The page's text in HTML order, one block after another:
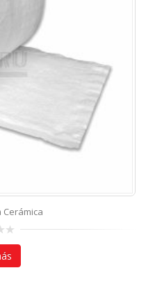
Cerámica